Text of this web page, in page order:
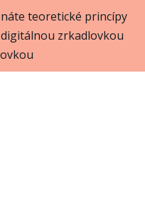
teoretické princípy
zrkadlovkou